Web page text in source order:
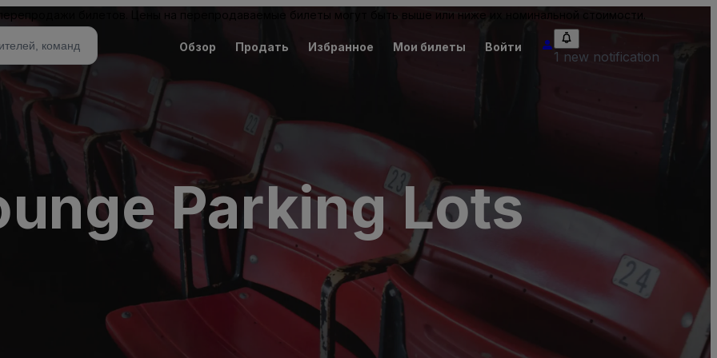
билетов. Цены на перепродаваемые билеты могут быть выше или ниже их номинальной стоимости.
Обзор Продать Избранное Мои билеты Войти
1 new notification
Parking Lots